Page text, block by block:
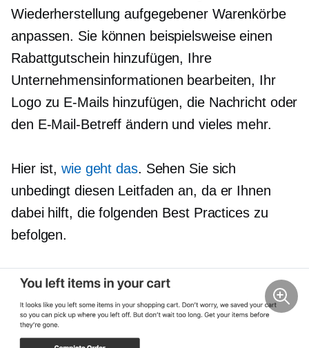
Wiederherstellung aufgegebener Warenkörbe
anpassen. Sie können beispielsweise einen
Rabattgutschein hinzufügen, Ihre
Unternehmensinformationen bearbeiten, Ihr
Logo zu E-Mails hinzufügen, die Nachricht oder
den E-Mail-Betreff ändern und vieles mehr.
Hier ist,wie geht das. Sehen Sie sich
unbedingt diesen Leitfaden an, da er Ihnen
dabei hilft, die folgenden Best Practices zu
befolgen.